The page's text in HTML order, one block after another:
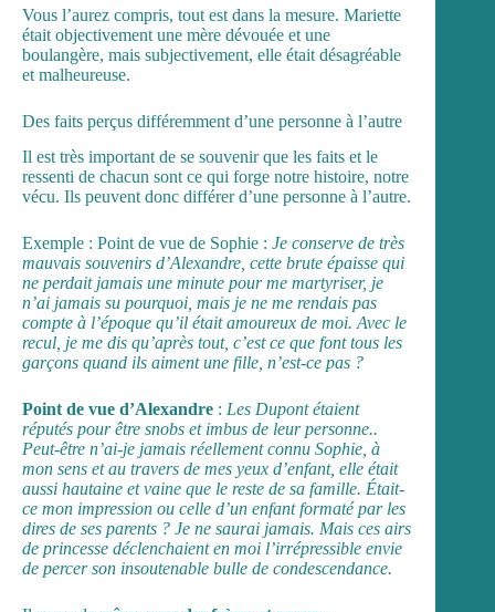
Vous l’aurez compris, tout est dans la mesure. Mariette
était objectivement une mère dévouée et une
boulangère, mais subjectivement, elle était désagréable
et malheureuse.
Des faits perçus différemment d’une personne à l’autre
Il est très important de se souvenir que les faits et le
ressenti de chacun sont ce qui forge notre histoire, notre
vécu. Ils peuvent donc différer d’une personne à l’autre.
Exemple : Point de vue de Sophie : Je conserve de très
mauvais souvenirs d’Alexandre, cette brute épaisse qui
ne perdait jamais une minute pour me martyriser, je
n’ai jamais su pourquoi, mais je ne me rendais pas
compte à l’époque qu’il était amoureux de moi. Avec le
recul, je me dis qu’après tout, c’est ce que font tous les
garçons quand ils aiment une fille, n’est-ce pas ?
Point de vue d’Alexandre : Les Dupont étaient
réputés pour être snobs et imbus de leur personne..
Peut-être n’ai-je jamais réellement connu Sophie, à
mon sens et au travers de mes yeux d’enfant, elle était
aussi hautaine et vaine que le reste de sa famille. Était-
ce mon impression ou celle d’un enfant formaté par les
dires de ses parents ? Je ne saurai jamais. Mais ces airs
de princesse déclenchaient en moi l’irrépressible envie
de percer son insoutenable bulle de condescendance.